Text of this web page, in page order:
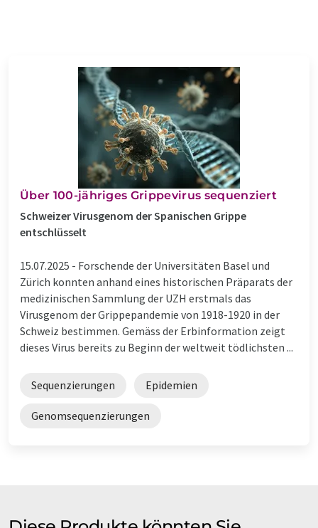
Über 100-jähriges Grippevirus sequenziert
Schweizer Virusgenom der Spanischen Grippe
entschlüsselt
15.07.2025 - Forschende der Universitäten Basel und
Zürich konnten anhand eines historischen Präparats der
medizinischen Sammlung der UZH erstmals das
Virusgenom der Grippepandemie von 1918-1920 in der
Schweiz bestimmen. Gemäss der Erbinformation zeigt
dieses Virus bereits zu Beginn der weltweit tödlichsten ...
Sequenzierungen Epidemien
Genomsequenzierungen